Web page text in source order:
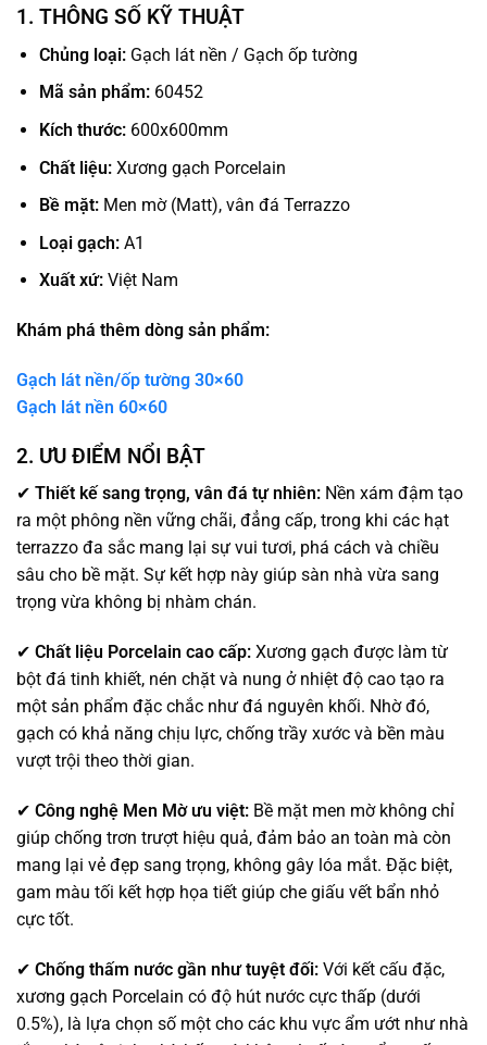
1. THÔNG SỐ KỸ THUẬT
Chủng loại:Gạch lát nền / Gạch ốp tường
Mã sản phẩm:60452
Kích thước:600x600mm
Chất liệu:Xương gạch Porcelain
Bề mặt:Men mờ (Matt), vân đá Terrazzo
Loại gạch:A1
Xuất xứ:Việt Nam
Khám phá thêm dòng sản phẩm:
Gạch lát nền/ốp tường 30×60
Gạch lát nền 60×60
2. ƯU ĐIỂM NỔI BẬT
✔ Thiết kế sang trọng, vân đá tự nhiên: Nền xám đậm tạo
ra một phông nền vững chãi, đẳng cấp, trong khi các hạt
terrazzo đa sắc mang lại sự vui tươi, phá cách và chiều
sâu cho bề mặt. Sự kết hợp này giúp sàn nhà vừa sang
trọng vừa không bị nhàm chán.
✔ Chất liệu Porcelain cao cấp: Xương gạch được làm từ
bột đá tinh khiết, nén chặt và nung ở nhiệt độ cao tạo ra
một sản phẩm đặc chắc như đá nguyên khối. Nhờ đó,
gạch có khả năng chịu lực, chống trầy xước và bền màu
vượt trội theo thời gian.
✔ Công nghệ Men Mờ ưu việt: Bề mặt men mờ không chỉ
giúp chống trơn trượt hiệu quả, đảm bảo an toàn mà còn
mang lại vẻ đẹp sang trọng, không gây lóa mắt. Đặc biệt,
gam màu tối kết hợp họa tiết giúp che giấu vết bẩn nhỏ
cực tốt.
✔ Chống thấm nước gần như tuyệt đối: Với kết cấu đặc,
xương gạch Porcelain có độ hút nước cực thấp (dưới
0.5%), là lựa chọn số một cho các khu vực ẩm ướt như nhà